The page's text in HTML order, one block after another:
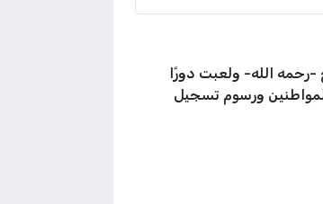
باسم الشيخ مبارك الصباح -رحمه الله- ولعبت دورًا
ورسوم تسجيل